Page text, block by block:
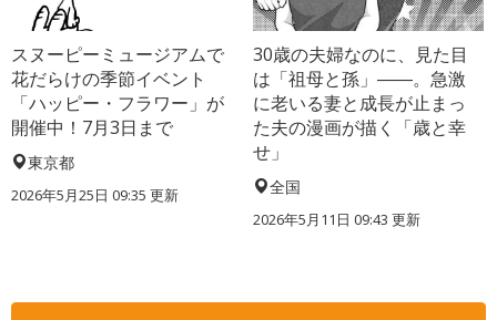
スヌーピーミュージアムで
花だらけの季節イベント
「ハッピー・フラワー」が
開催中！7月3日まで
東京都
2026年5月25日 09:35 更新
30歳の夫婦なのに、見た目
は「祖母と孫」――。急激
に老いる妻と成長が止まっ
た夫の漫画が描く「歳と幸
せ」
全国
2026年5月11日 09:43 更新